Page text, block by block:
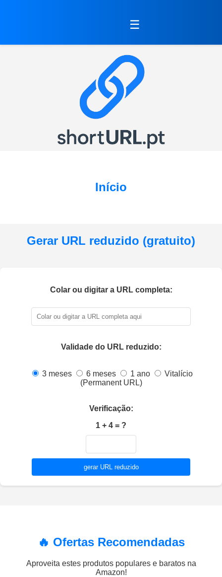
☰
Início
Gerar URL reduzido (gratuito)
Colar ou digitar a URL completa:
Validade do URL reduzido:
3 meses 6 meses 1 ano
Vitalício
(Permanent URL)
Verificação:
1 + 4 = ?
gerar URL reduzido
🔥 Ofertas Recomendadas
Aproveita estes produtos populares e baratos na
Amazon!